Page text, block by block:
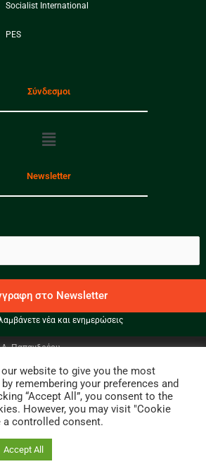
Socialist International
PES
Σύνδεσμοι
Menu
Newsletter
στο Newsletter
νέα και ενημερώσεις
Παπανδρέου
website to give you the most
remembering your preferences and
“Accept All”, you consent to the
However, you may visit "Cookie
controlled consent.
Accept All